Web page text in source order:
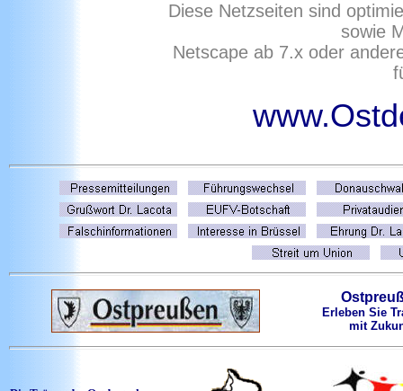
Diese Netzseiten sind
sowie
Netscape ab 7.x oder
Erleben Sie
mit